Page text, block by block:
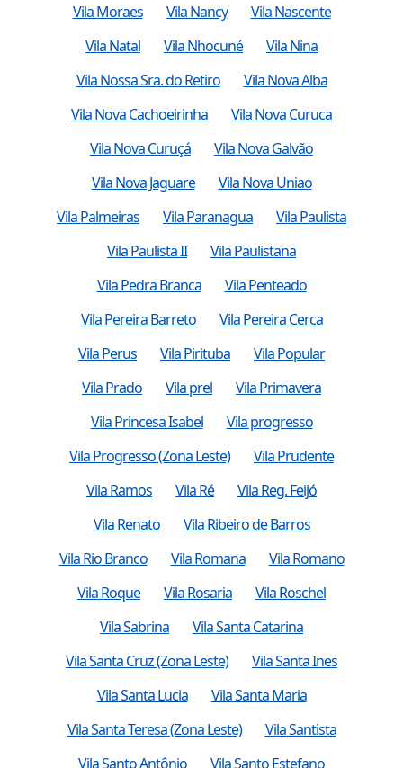
Vila Moraes
Vila Nancy
Vila Nascente
Vila Natal
Vila Nhocuné
Vila Nina
Vila Nossa Sra. do Retiro
Vila Nova Alba
Vila Nova Cachoeirinha
Vila Nova Curuca
Vila Nova Curuçá
Vila Nova Galvão
Vila Nova Jaguare
Vila Nova Uniao
Vila Palmeiras
Vila Paranagua
Vila Paulista
Vila Paulista II
Vila Paulistana
Vila Pedra Branca
Vila Penteado
Vila Pereira Barreto
Vila Pereira Cerca
Vila Perus
Vila Pirituba
Vila Popular
Vila Prado
Vila prel
Vila Primavera
Vila Princesa Isabel
Vila progresso
Vila Progresso (Zona Leste)
Vila Prudente
Vila Ramos
Vila Ré
Vila Reg. Feijó
Vila Renato
Vila Ribeiro de Barros
Vila Rio Branco
Vila Romana
Vila Romano
Vila Roque
Vila Rosaria
Vila Roschel
Vila Sabrina
Vila Santa Catarina
Vila Santa Cruz (Zona Leste)
Vila Santa Ines
Vila Santa Lucia
Vila Santa Maria
Vila Santa Teresa (Zona Leste)
Vila Santista
Vila Santo Antônio
Vila Santo Estefano